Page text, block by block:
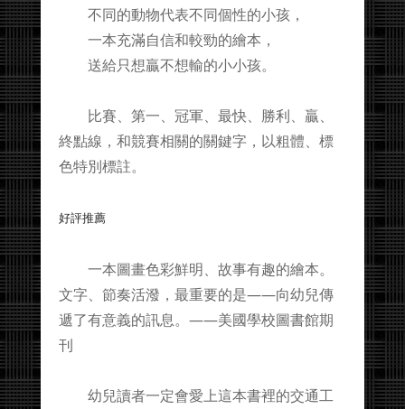
不同的動物代表不同個性的小孩，
一本充滿自信和較勁的繪本，
送給只想贏不想輸的小小孩。
比賽、第一、冠軍、最快、勝利、贏、
終點線，和競賽相關的關鍵字，以粗體、標
色特別標註。
好評推薦
一本圖畫色彩鮮明、故事有趣的繪本。
文字、節奏活潑，最重要的是——向幼兒傳
遞了有意義的訊息。——美國學校圖書館期
刊
幼兒讀者一定會愛上這本書裡的交通工